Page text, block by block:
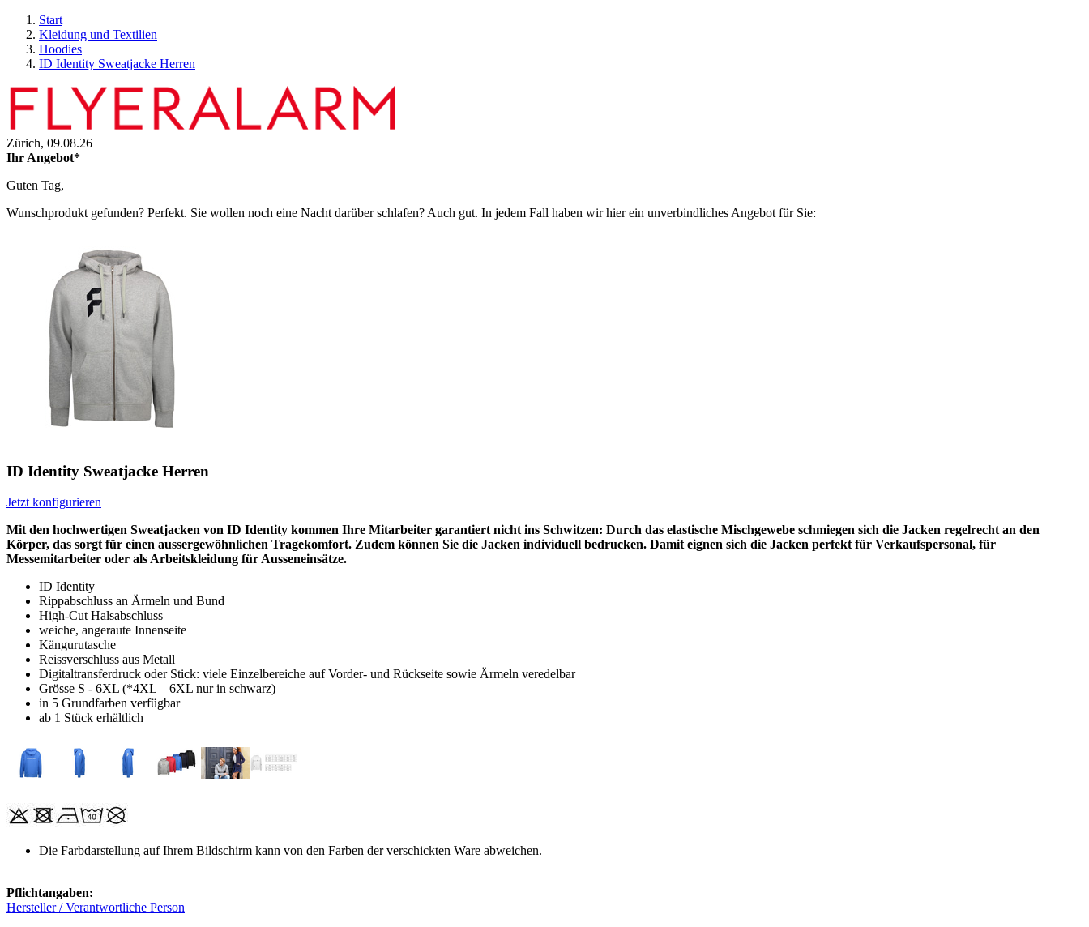
Start
Kleidung und Textilien
Hoodies
ID Identity Sweatjacke Herren
Zürich, 09.08.26
Ihr Angebot*
Guten Tag,
Wunschprodukt gefunden? Perfekt. Sie wollen noch eine Nacht darüber schlafen? Auch gut. In jedem Fall haben wir hier ein unverbindliches Angebot für Sie:
ID Identity Sweatjacke Herren
Jetzt konfigurieren
Mit den hochwertigen Sweatjacken von ID Identity kommen Ihre Mitarbeiter garantiert nicht ins Schwitzen: Durch das elastische Mischgewebe schmiegen sich die Jacken regelrecht an den
Körper, das sorgt für einen aussergewöhnlichen Tragekomfort. Zudem können Sie die Jacken individuell bedrucken. Damit eignen sich die Jacken perfekt für Verkaufspersonal, für
Messemitarbeiter oder als Arbeitskleidung für Ausseneinsätze.
ID Identity
Rippabschluss an Ärmeln und Bund
High-Cut Halsabschluss
weiche, angeraute Innenseite
Kängurutasche
Reissverschluss aus Metall
Digitaltransferdruck oder Stick: viele Einzelbereiche auf Vorder- und Rückseite sowie Ärmeln veredelbar
Grösse S - 6XL (*4XL – 6XL nur in schwarz)
in 5 Grundfarben verfügbar
ab 1 Stück erhältlich
Die Farbdarstellung auf Ihrem Bildschirm kann von den Farben der verschickten Ware abweichen.
Pflichtangaben:
Hersteller / Verantwortliche Person